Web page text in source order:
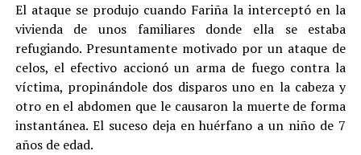
El ataque se produjo cuando Fariña la interceptó en la
vivienda de unos familiares donde ella se estaba
refugiando. Presuntamente motivado por un ataque de
celos, el efectivo accionó un arma de fuego contra la
víctima, propinándole dos disparos uno en la cabeza y
otro en el abdomen que le causaron la muerte de forma
instantánea. El suceso deja en huérfano a un niño de 7
años de edad.